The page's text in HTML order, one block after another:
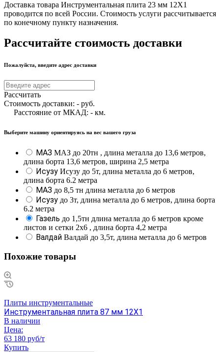
Доставка товара Инструментальная плита 23 мм 12Х1
проводится по всей России. Стоимость услуги рассчитывается
по конечному пункту назначения.
Рассчитайте стоимость доставки
Пожалуйста, введите адрес доставки
Рассчитать
Стоимость доставки: - руб.
Расстояние от МКАД: - км.
Выберите машину ориентируясь на вес вашего груза
МАЗ МАЗ до 20тн , длина металла до 13,6 метров,
длина борта 13,6 метров, ширина 2,5 метра
Исузу Исузу до 5т, длина металла до 6 метров,
длина борта 6.2 метра
МАЗ до 8,5 тн длина металла до 6 метров
Исузу до 3т, длина металла до 6 метров, длина борта
6.2 метра
Газель до 1,5тн длина металла до 6 метров кроме
листов и сетки 2х6 , длина борта 4,2 метра
Валдай Валдай до 3,5т, длина металла до 6 метров
Похожие товары
Плиты инструментальные
Инструментальная плита 87 мм 12Х1
В наличии
Цена:
63 180 руб/т
Купить